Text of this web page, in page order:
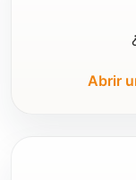
Abrir